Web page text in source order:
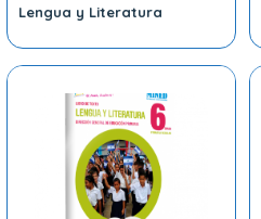
Lengua y Literatura